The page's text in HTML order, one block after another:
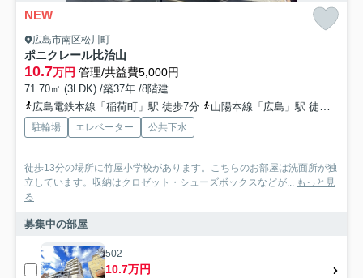
NEW
広島市南区松川町
ポニクレール比治山
10.7万円 管理/共益費5,000円
71.70㎡ (3LDK) /築37年 /8階建
広島電鉄本線「稲荷町」駅 徒歩7分
山陽本線「広島」駅 徒歩16分
駐輪場 エレベーター 公共下水
徒歩13分の場所に竹屋小学校があります。こちらのお部屋は洗面所が独
立しています。収納はクロゼット・シューズボックスなどが... もっと見
る
募集中の部屋
502
10.7万円